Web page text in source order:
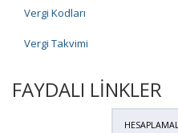
Vergi Kodları
Vergi Takvimi
FAYDALI LİNKLER